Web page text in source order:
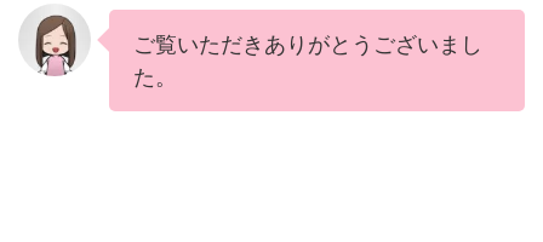
ご覧いただきありがとうございまし
た。